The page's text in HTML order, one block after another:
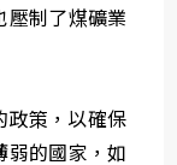
壓制了煤礦業
政策，以確保
弱的國家，如